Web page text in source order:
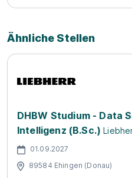
Ähnliche Stellen
DHBW Studium - Data
Intelligenz (B.Sc.)
01.09.2027
89584 Ehingen (Donau)